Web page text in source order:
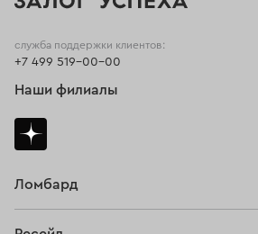
Ломбард
служба поддержки клиентов:
+7 499 519-00-00
Наши филиалы